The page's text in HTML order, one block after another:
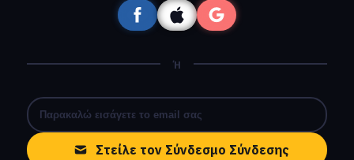
Ή
Στείλε τον Σύνδεσμο Σύνδεσης